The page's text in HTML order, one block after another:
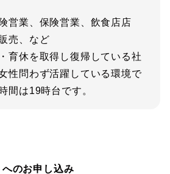
営業、保険営業、飲食店店
売、など
育休を取得し復帰している社
性問わず活躍している環境で
間は19時台です。
のお申し込み